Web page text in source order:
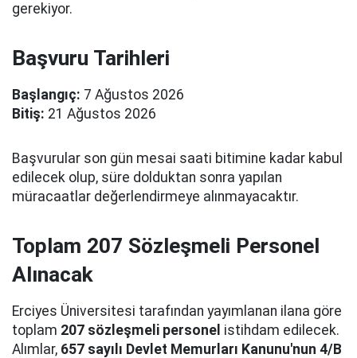
gerekiyor.
Başvuru Tarihleri
Başlangıç: 7 Ağustos 2026
Bitiş: 21 Ağustos 2026
Başvurular son gün mesai saati bitimine kadar kabul
edilecek olup, süre dolduktan sonra yapılan
müracaatlar değerlendirmeye alınmayacaktır.
Toplam 207 Sözleşmeli Personel
Alınacak
Erciyes Üniversitesi tarafından yayımlanan ilana göre
toplam 207 sözleşmeli personel istihdam edilecek.
Alımlar, 657 sayılı Devlet Memurları Kanunu'nun 4/B